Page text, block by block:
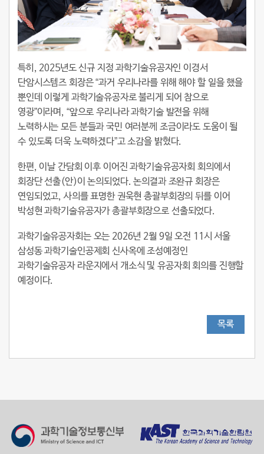
특히, 2025년도 신규 지정 과학기술유공자인 이경서
단암시스템즈 회장은 “과거 우리나라를 위해 해야 할 일을 했을
뿐인데 이렇게 과학기술유공자로 불리게 되어 참으로
영광”이라며, “앞으로 우리나라 과학기술 발전을 위해
노력하시는 모든 분들과 국민 여러분께 조금이라도 도움이 될
수 있도록 더욱 노력하겠다”고 소감을 밝혔다.
한편, 이날 간담회 이후 이어진 과학기술유공자회 회의에서
회장단 선출(안)이 논의되었다. 논의결과 조완규 회장은
연임되었고, 사의를 표명한 권욱현 총괄부회장의 뒤를 이어
박성현 과학기술유공자가 총괄부회장으로 선출되었다.
과학기술유공자회는 오는 2026년 2월 9일 오전 11시 서울
삼성동 과학기술인공제회 신사옥에 조성예정인
과학기술유공자 라운지에서 개소식 및 유공자회 회의를 진행할
예정이다.
목록